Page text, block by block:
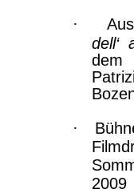
·
dell‘
dem
·
2009